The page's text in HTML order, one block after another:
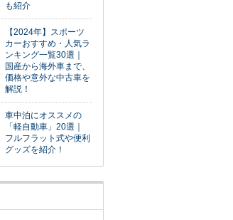
も紹介
【2024年】スポーツ
カーおすすめ・人気ラ
ンキング一覧30選｜
国産から海外車まで、
価格や意外な中古車を
解説！
車中泊にオススメの
「軽自動車」20選｜
フルフラット式や便利
グッズを紹介！